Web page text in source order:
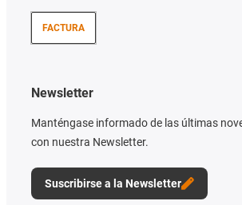
FACTURA
Newsletter
Manténgase informado de las últimas
con nuestra Newsletter.
Suscribirse a la Newsletter